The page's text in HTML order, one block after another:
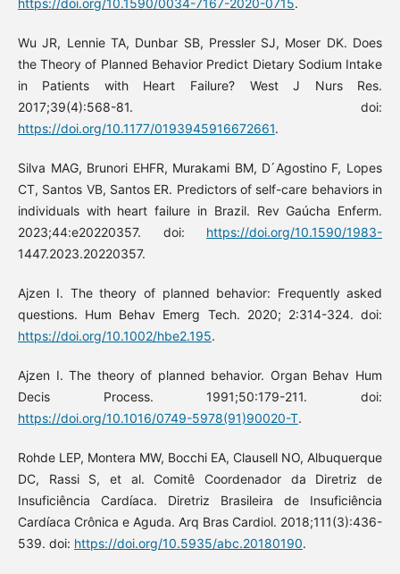
https://doi.org/10.1590/0034-7167-2020-0715.
Wu JR, Lennie TA, Dunbar SB, Pressler SJ, Moser DK. Does
the Theory of Planned Behavior Predict Dietary Sodium Intake
in Patients with Heart Failure? West J Nurs Res.
2017;39(4):568-81. doi:
https://doi.org/10.1177/0193945916672661.
Silva MAG, Brunori EHFR, Murakami BM, D ́Agostino F, Lopes
CT, Santos VB, Santos ER. Predictors of self-care behaviors in
individuals with heart failure in Brazil. Rev Gaúcha Enferm.
2023;44:e20220357. doi: https://doi.org/10.1590/1983-
1447.2023.20220357.
Ajzen I. The theory of planned behavior: Frequently asked
questions. Hum Behav Emerg Tech. 2020; 2:314-324. doi:
https://doi.org/10.1002/hbe2.195.
Ajzen I. The theory of planned behavior. Organ Behav Hum
Decis Process. 1991;50:179-211. doi:
https://doi.org/10.1016/0749-5978(91)90020-T.
Rohde LEP, Montera MW, Bocchi EA, Clausell NO, Albuquerque
DC, Rassi S, et al. Comitê Coordenador da Diretriz de
Insuficiência Cardíaca. Diretriz Brasileira de Insuficiência
Cardíaca Crônica e Aguda. Arq Bras Cardiol. 2018;111(3):436-
539. doi: https://doi.org/10.5935/abc.20180190.